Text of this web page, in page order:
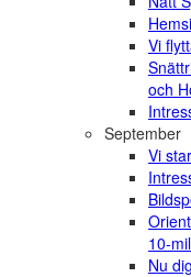
Vi
och
September
Vi
10-
Nu